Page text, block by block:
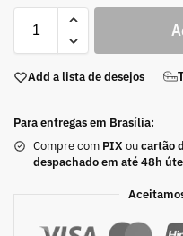
Add a lista de desejos
Para entregas em Brasília:
Compre com PIX oucartão
despachado em até 48h